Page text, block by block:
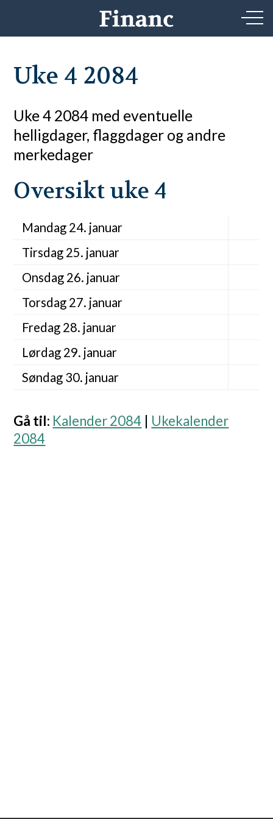
Uke 4 2084
Uke 4 2084 med eventuelle
helligdager, flaggdager og andre
merkedager
Oversikt uke 4
Mandag 24. januar
Tirsdag 25. januar
Onsdag 26. januar
Torsdag 27. januar
Fredag 28. januar
Lørdag 29. januar
Søndag 30. januar
Gå til: Kalender 2084
Ukekalender
2084